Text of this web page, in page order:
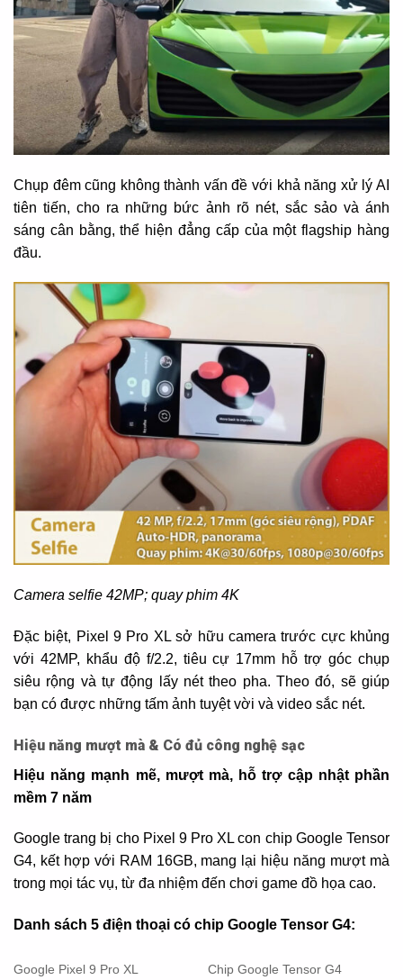
Chụp đêm cũng không thành vấn đề với khả năng xử lý AI
tiên tiến, cho ra những bức ảnh rõ nét, sắc sảo và ánh
sáng cân bằng, thể hiện đẳng cấp của một flagship hàng
đầu.
Camera selfie 42MP; quay phim 4K
Đặc biệt, Pixel 9 Pro XL sở hữu camera trước cực khủng
với 42MP, khẩu độ f/2.2, tiêu cự 17mm hỗ trợ góc chụp
siêu rộng và tự động lấy nét theo pha. Theo đó, sẽ giúp
bạn có được những tấm ảnh tuyệt vời và video sắc nét.
Hiệu năng mượt mà & Có đủ công nghệ sạc
Hiệu năng mạnh mẽ, mượt mà, hỗ trợ cập nhật phần
mềm 7 năm
Google trang bị cho Pixel 9 Pro XL con chip Google Tensor
G4, kết hợp với RAM 16GB, mang lại hiệu năng mượt mà
trong mọi tác vụ, từ đa nhiệm đến chơi game đồ họa cao.
Danh sách 5 điện thoại có chip Google Tensor G4:
Google Pixel 9 Pro XL Chip Google Tensor G4